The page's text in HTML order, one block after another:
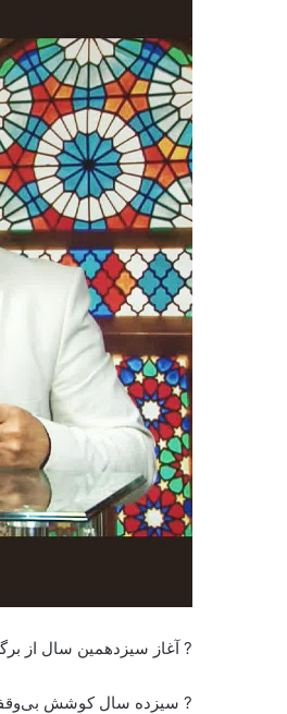
? آغاز سیزدهمین سال از
? سیزده سال کوشش بی‌وقفه